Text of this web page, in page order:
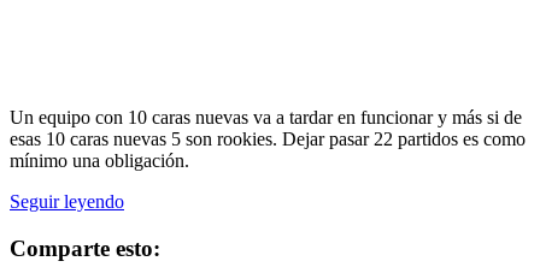
Un equipo con 10 caras nuevas va a tardar en funcionar y más si de
esas 10 caras nuevas 5 son rookies. Dejar pasar 22 partidos es como
mínimo una obligación.
Seguir leyendo1º
de
Comparte esto: